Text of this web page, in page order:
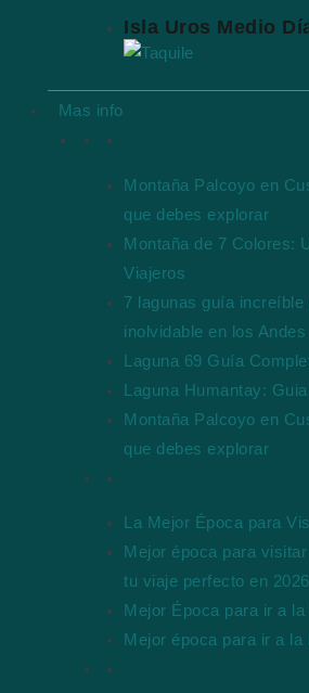
Isla Uros Medio
Mas info
Montaña Palcoyo en
que debes explorar
Montaña de 7 Colores:
Viajeros
7 lagunas guía
inolvidable en los Andes
Laguna 69 Guía
Laguna Humantay:
Montaña Palcoyo en
que debes explorar
La Mejor Época para
Mejor época para
tu viaje perfecto en 2026
Mejor Época para ir a
Mejor época para ir a la